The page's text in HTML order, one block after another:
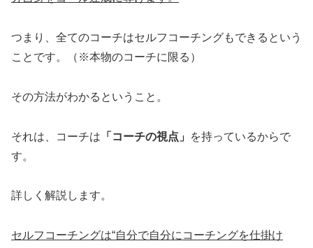
つまり、全てのコーチはセルフコーチングもできるという
ことです。（※本物のコーチに限る）
その方法がわかるということ。
それは、コーチは 「コーチの視点」
を持っているからで
す。
詳しく解説します。
セルフコーチングは“自分で自分にコーチングを仕掛け